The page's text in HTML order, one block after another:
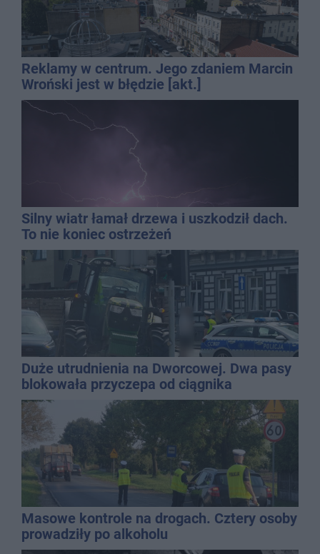
Reklamy w centrum. Jego zdaniem Marcin
Wroński jest w błędzie [akt.]
Silny wiatr łamał drzewa i uszkodził dach.
To nie koniec ostrzeżeń
Duże utrudnienia na Dworcowej. Dwa pasy
blokowała przyczepa od ciągnika
Masowe kontrole na drogach. Cztery osoby
prowadziły po alkoholu